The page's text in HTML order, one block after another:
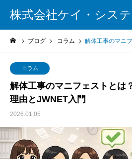
株式会社ケイ・シス
ブログ コラム 解体工事のマニフェスト
コラム
解体工事のマニフェストとは
理由とJWNET入門
2026.01.05